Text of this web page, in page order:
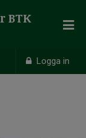
Logga in
BTK